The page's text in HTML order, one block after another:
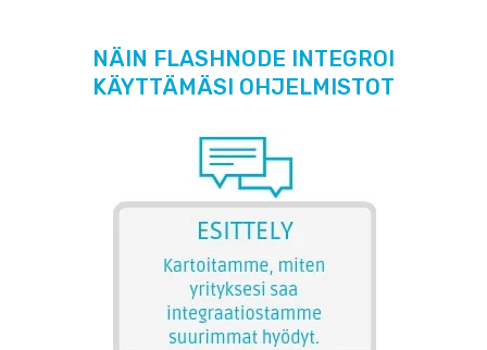
NÄIN FLASHNODE INTEGROI
KÄYTTÄMÄSI OHJELMISTOT